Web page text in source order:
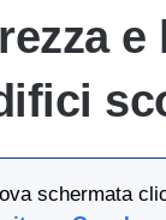
e
schermata